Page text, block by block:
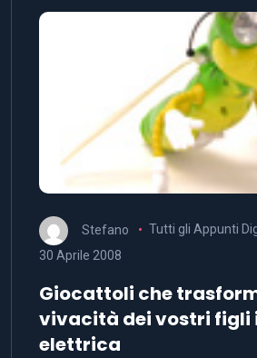
Stefano
Tutti gli Appunti
30 Aprile 2008
Giocattoli che
vivacità dei vostri figli
elettrica